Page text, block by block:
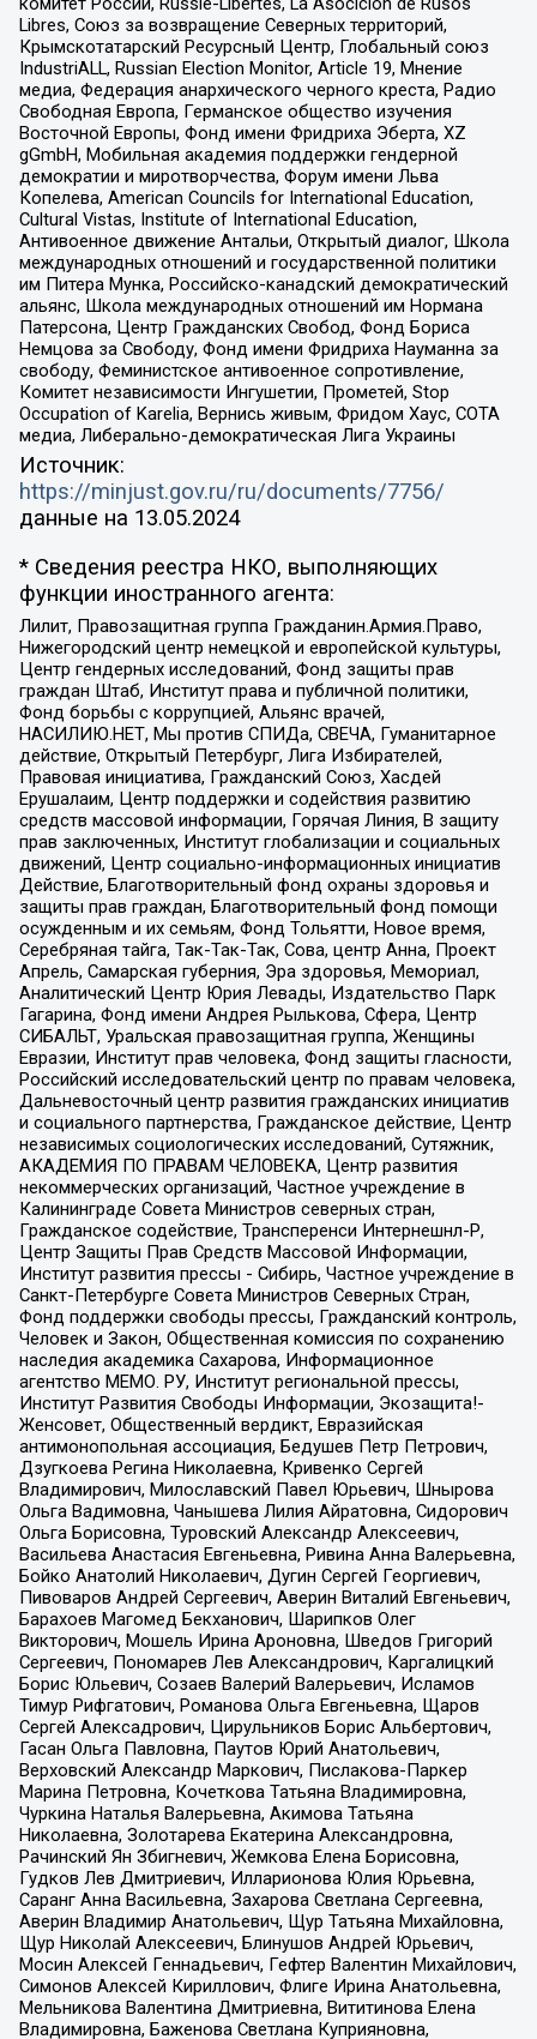
Libres, Союз за возвращение Северных территорий,
Крымскотатарский Ресурсный Центр, Глобальный союз
IndustriALL, Russian Election Monitor, Article 19, Мнение
медиа, Федерация анархического черного креста, Радио
Свободная Европа, Германское общество изучения
Восточной Европы, Фонд имени Фридриха Эберта, XZ
gGmbH, Мобильная академия поддержки гендерной
демократии и миротворчества, Форум имени Льва
Копелева, American Councils for International Education,
Cultural Vistas, Institute of International Education,
Антивоенное движение Антальи, Открытый диалог, Школа
международных отношений и государственной политики
им Питера Мунка, Российско-канадский демократический
альянс, Школа международных отношений им Нормана
Патерсона, Центр Гражданских Свобод, Фонд Бориса
Немцова за Свободу, Фонд имени Фридриха Науманна за
свободу, Феминистское антивоенное сопротивление,
Комитет независимости Ингушетии, Прометей, Stop
Occupation of Karelia, Вернись живым, Фридом Хаус, СОТА
медиа, Либерально-демократическая Лига Украины
Источник:
https://minjust.gov.ru/ru/documents/7756/
данные на 13.05.2024
* Сведения реестра НКО, выполняющих
функции иностранного агента:
Лилит, Правозащитная группа Гражданин.Армия.Право,
Нижегородский центр немецкой и европейской культуры,
Центр гендерных исследований, Фонд защиты прав
граждан Штаб, Институт права и публичной политики,
Фонд борьбы с коррупцией, Альянс врачей,
НАСИЛИЮ.НЕТ, Мы против СПИДа, СВЕЧА, Гуманитарное
действие, Открытый Петербург, Лига Избирателей,
Правовая инициатива, Гражданский Союз, Хасдей
Ерушалаим, Центр поддержки и содействия развитию
средств массовой информации, Горячая Линия, В защиту
прав заключенных, Институт глобализации и социальных
движений, Центр социально-информационных инициатив
Действие, Благотворительный фонд охраны здоровья и
защиты прав граждан, Благотворительный фонд помощи
осужденным и их семьям, Фонд Тольятти, Новое время,
Серебряная тайга, Так-Так-Так, Сова, центр Анна, Проект
Апрель, Самарская губерния, Эра здоровья, Мемориал,
Аналитический Центр Юрия Левады, Издательство Парк
Гагарина, Фонд имени Андрея Рылькова, Сфера, Центр
СИБАЛЬТ, Уральская правозащитная группа, Женщины
Евразии, Институт прав человека, Фонд защиты гласности,
Российский исследовательский центр по правам человека,
Дальневосточный центр развития гражданских инициатив
и социального партнерства, Гражданское действие, Центр
независимых социологических исследований, Сутяжник,
АКАДЕМИЯ ПО ПРАВАМ ЧЕЛОВЕКА, Центр развития
некоммерческих организаций, Частное учреждение в
Калининграде Совета Министров северных стран,
Гражданское содействие, Трансперенси Интернешнл-Р,
Центр Защиты Прав Средств Массовой Информации,
Институт развития прессы - Сибирь, Частное учреждение в
Санкт-Петербурге Совета Министров Северных Стран,
Фонд поддержки свободы прессы, Гражданский контроль,
Человек и Закон, Общественная комиссия по сохранению
наследия академика Сахарова, Информационное
агентство МЕМО. РУ, Институт региональной прессы,
Институт Развития Свободы Информации, Экозащита!-
Женсовет, Общественный вердикт, Евразийская
антимонопольная ассоциация, Бедушев Петр Петрович,
Дзугкоева Регина Николаевна, Кривенко Сергей
Владимирович, Милославский Павел Юрьевич, Шнырова
Ольга Вадимовна, Чанышева Лилия Айратовна, Сидорович
Ольга Борисовна, Туровский Александр Алексеевич,
Васильева Анастасия Евгеньевна, Ривина Анна Валерьевна,
Бойко Анатолий Николаевич, Дугин Сергей Георгиевич,
Пивоваров Андрей Сергеевич, Аверин Виталий Евгеньевич,
Барахоев Магомед Бекханович, Шарипков Олег
Викторович, Мошель Ирина Ароновна, Шведов Григорий
Сергеевич, Пономарев Лев Александрович, Каргалицкий
Борис Юльевич, Созаев Валерий Валерьевич, Исламов
Тимур Рифгатович, Романова Ольга Евгеньевна, Щаров
Сергей Алексадрович, Цирульников Борис Альбертович,
Гасан Ольга Павловна, Паутов Юрий Анатольевич,
Верховский Александр Маркович, Пислакова-Паркер
Марина Петровна, Кочеткова Татьяна Владимировна,
Чуркина Наталья Валерьевна, Акимова Татьяна
Николаевна, Золотарева Екатерина Александровна,
Рачинский Ян Збигневич, Жемкова Елена Борисовна,
Гудков Лев Дмитриевич, Илларионова Юлия Юрьевна,
Саранг Анна Васильевна, Захарова Светлана Сергеевна,
Аверин Владимир Анатольевич, Щур Татьяна Михайловна,
Щур Николай Алексеевич, Блинушов Андрей Юрьевич,
Мосин Алексей Геннадьевич, Гефтер Валентин Михайлович,
Симонов Алексей Кириллович, Флиге Ирина Анатольевна,
Мельникова Валентина Дмитриевна, Вититинова Елена
Владимировна, Баженова Светлана Куприяновна,